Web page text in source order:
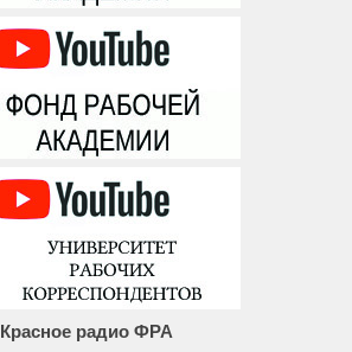
Красное радио ФРА